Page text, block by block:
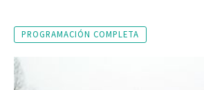
PROGRAMACIÓN COMPLETA